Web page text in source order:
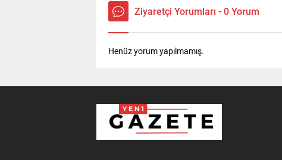
Ziyaretçi Yorumları - 0 Yorum
Henüz yorum yapılmamış.